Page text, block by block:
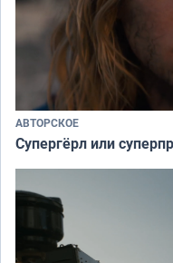
АВТОРСКОЕ
Супергёрл или